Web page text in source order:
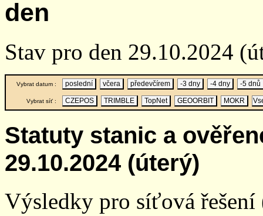
den
Stav pro den 29.10.2024
Vybrat datum : poslední včera předevčírem -3 dny -4 dny -5 dnů
Vybrat síť : CZEPOS TRIMBLE TopNet GEOORBIT MOKR
Statuty stanic a
29.10.2024 (úterý)
Výsledky pro síťová